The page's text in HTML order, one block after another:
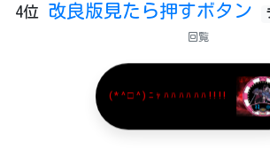
4位 改良版見たら押すボタン
回覧
(*^□^)ﾆｬﾊﾊﾊﾊﾊﾊ!!!!